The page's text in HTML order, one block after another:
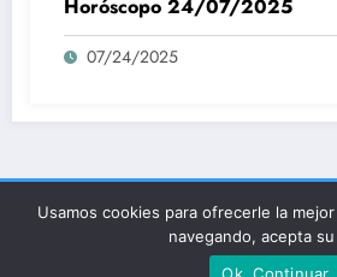
Horóscopo 24/07/2025
07/24/2025
Inicial Sobre Política de Privacidad
Contacto
WordPress Tema
Usamos cookies para ofrecerle la
navegando, acepta
Ok, Continuar